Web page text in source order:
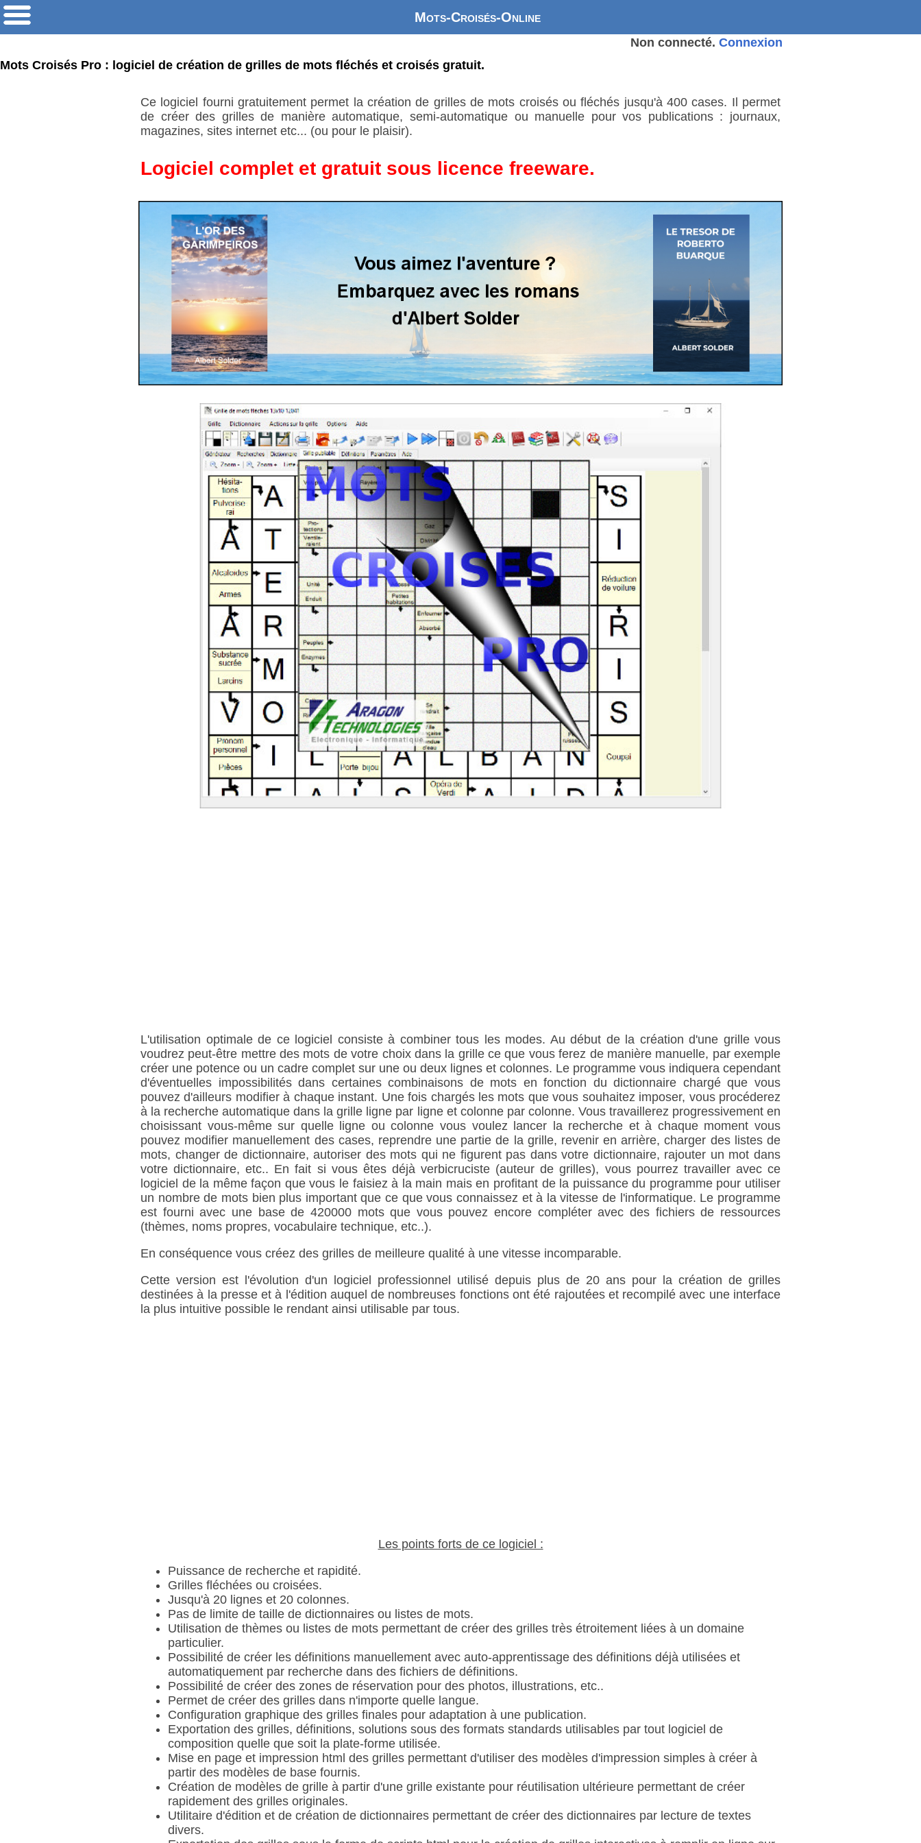
Mots-Croisés-Online
Non connecté.Connexion
Mots Croisés Pro : logiciel de création de grilles de mots fléchés et croisés gratuit.
Ce logiciel fourni gratuitement permet la création de grilles de mots croisés ou fléchés jusqu'à 400 cases. Il permet
de créer des grilles de manière automatique, semi-automatique ou manuelle pour vos publications : journaux,
magazines, sites internet etc... (ou pour le plaisir).
Logiciel complet et gratuit sous licence freeware.
L'utilisation optimale de ce logiciel consiste à combiner tous les modes. Au début de la création d'une grille vous
voudrez peut-être mettre des mots de votre choix dans la grille ce que vous ferez de manière manuelle, par exemple
créer une potence ou un cadre complet sur une ou deux lignes et colonnes. Le programme vous indiquera cependant
d'éventuelles impossibilités dans certaines combinaisons de mots en fonction du dictionnaire chargé que vous
pouvez d'ailleurs modifier à chaque instant. Une fois chargés les mots que vous souhaitez imposer, vous procéderez
à la recherche automatique dans la grille ligne par ligne et colonne par colonne. Vous travaillerez progressivement en
choisissant vous-même sur quelle ligne ou colonne vous voulez lancer la recherche et à chaque moment vous
pouvez modifier manuellement des cases, reprendre une partie de la grille, revenir en arrière, charger des listes de
mots, changer de dictionnaire, autoriser des mots qui ne figurent pas dans votre dictionnaire, rajouter un mot dans
votre dictionnaire, etc.. En fait si vous êtes déjà verbicruciste (auteur de grilles), vous pourrez travailler avec ce
logiciel de la même façon que vous le faisiez à la main mais en profitant de la puissance du programme pour utiliser
un nombre de mots bien plus important que ce que vous connaissez et à la vitesse de l'informatique. Le programme
est fourni avec une base de 420000 mots que vous pouvez encore compléter avec des fichiers de ressources
(thèmes, noms propres, vocabulaire technique, etc..).
En conséquence vous créez des grilles de meilleure qualité à une vitesse incomparable.
Cette version est l'évolution d'un logiciel professionnel utilisé depuis plus de 20 ans pour la création de grilles
destinées à la presse et à l'édition auquel de nombreuses fonctions ont été rajoutées et recompilé avec une interface
la plus intuitive possible le rendant ainsi utilisable par tous.
Les points forts de ce logiciel :
Puissance de recherche et rapidité.
Grilles fléchées ou croisées.
Jusqu'à 20 lignes et 20 colonnes.
Pas de limite de taille de dictionnaires ou listes de mots.
Utilisation de thèmes ou listes de mots permettant de créer des grilles très étroitement liées à un domaine
particulier.
Possibilité de créer les définitions manuellement avec auto-apprentissage des définitions déjà utilisées et
automatiquement par recherche dans des fichiers de définitions.
Possibilité de créer des zones de réservation pour des photos, illustrations, etc..
Permet de créer des grilles dans n'importe quelle langue.
Configuration graphique des grilles finales pour adaptation à une publication.
Exportation des grilles, définitions, solutions sous des formats standards utilisables par tout logiciel de
composition quelle que soit la plate-forme utilisée.
Mise en page et impression html des grilles permettant d'utiliser des modèles d'impression simples à créer à
partir des modèles de base fournis.
Création de modèles de grille à partir d'une grille existante pour réutilisation ultérieure permettant de créer
rapidement des grilles originales.
Utilitaire d'édition et de création de dictionnaires permettant de créer des dictionnaires par lecture de textes
divers.